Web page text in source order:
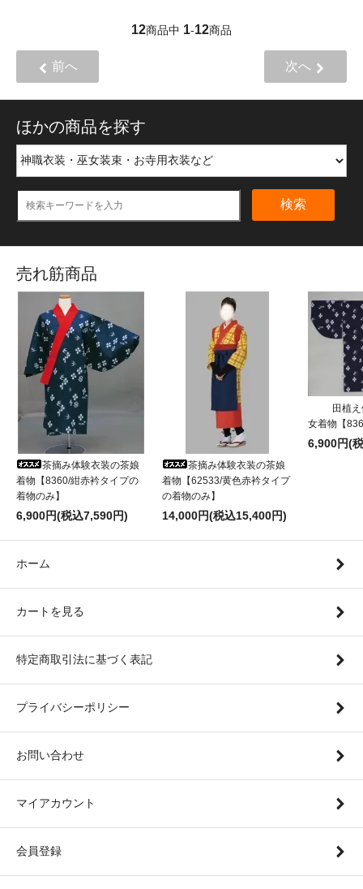
12商品中 1-12商品
前へ 次へ
ほかの商品を探す
検索
売れ筋商品
茶摘み体験衣装の茶娘
着物【8360/紺赤衿タイプの
着物のみ】
6,900円(税込7,590円)
茶摘み体験衣装の茶娘
着物【62533/黄色赤衿タイプ
の着物のみ】
14,000円(税込15,400円)
田植
女着物【
6,900円(
ホーム
カートを見る
特定商取引法に基づく表記
プライバシーポリシー
お問い合わせ
マイアカウント
会員登録